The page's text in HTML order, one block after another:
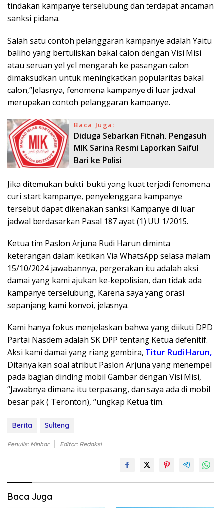
tindakan kampanye terselubung dan terdapat ancaman
sanksi pidana.
Salah satu contoh pelanggaran kampanye adalah Yaitu
baliho yang bertuliskan bakal calon dengan Visi Misi
atau seruan yel yel mengarah ke pasangan calon
dimaksudkan untuk meningkatkan popularitas bakal
calon,”Jelasnya, fenomena kampanye di luar jadwal
merupakan contoh pelanggaran kampanye.
Baca Juga:
Diduga Sebarkan Fitnah, Pengasuh
MIK Sarina Resmi Laporkan Saiful
Bari ke Polisi
Jika ditemukan bukti-bukti yang kuat terjadi fenomena
curi start kampanye, penyelenggara kampanye
tersebut dapat dikenakan sanksi Kampanye di luar
jadwal berdasarkan Pasal 187 ayat (1) UU 1/2015.
Ketua tim Paslon Arjuna Rudi Harun diminta
keterangan dalam ketikan Via WhatsApp selasa malam
15/10/2024 jawabannya, pergerakan itu adalah aksi
damai yang kami ajukan ke-kepolisian, dan tidak ada
kampanye terselubung, Karena saya yang orasi
sepanjang kami konvoi, jelasnya.
Kami hanya fokus menjelaskan bahwa yang diikuti DPD
Partai Nasdem adalah SK DPP tentang Ketua defenitif.
Aksi kami damai yang riang gembira, Titur Rudi Harun,
Ditanya kan soal atribut Paslon Arjuna yang menempel
pada bagian dinding mobil Gambar dengan Visi Misi,
“Jawabnya dimana itu terpasang, dan saya ada di mobil
besar pak ( Teronton), “ungkap Ketua tim.
Berita Sulteng
Penulis: Minhar Editor: Redaksi
Baca Juga